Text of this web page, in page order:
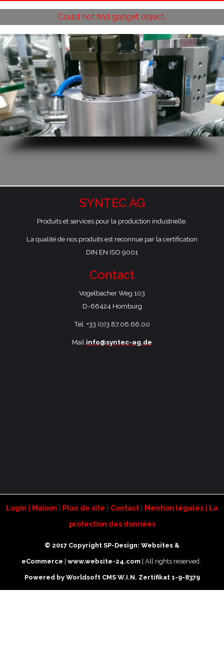
Could not find gadget object.
SYNTEC AG
Produits et services pour la production industrielle.
La qualité de nos produits est reconnue par la certification
DIN EN ISO 9001
Contact
Vogelbacher Weg 103
​D-66424 Homburg
Tel. +33 (0)3.87.06.66.00
Mail info@syntec-ag.de
Login Maison Plan de site Contact Mention légales
La
protection des données
© 2017 Copyright SP-Design: Websites &
eCommerce www.website-24.com | All rights reserved.
Powered by Worldsoft CMS W.I.N. Zertifikat 1-9-8379